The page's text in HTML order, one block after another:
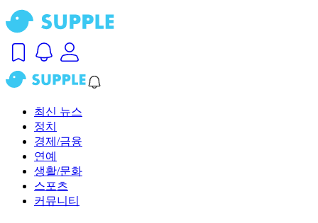
최신 뉴스
정치
경제/금융
연예
생활/문화
스포츠
커뮤니티